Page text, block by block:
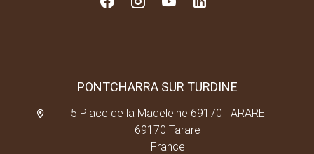
PONTCHARRA SUR TURDINE
5 Place de la Madeleine 69170 TARARE
69170 Tarare
France